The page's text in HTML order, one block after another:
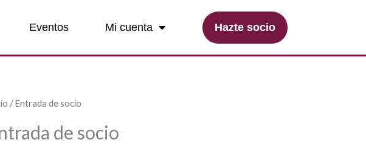
Eventos Mi cuenta Hazte socio
/ Entrada de socio
de socio